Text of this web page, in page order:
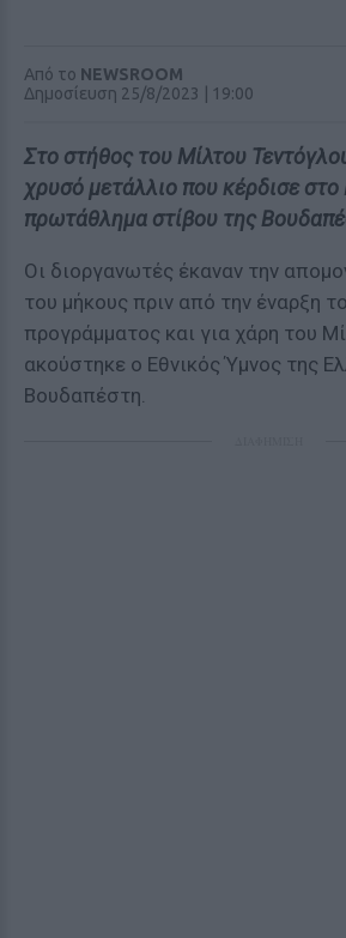
Από το NEWSROOM
Δημοσίευση 25/8/2023 | 19:00
Στο στήθος του Μίλτου
χρυσό μετάλλιο που κέρδισε
πρωτάθλημα στίβου της
Οι διοργανωτές έκαναν την
του μήκους πριν από την έναρξη
προγράμματος και για χάρη του
ακούστηκε ο Εθνικός Ύμνος της
Βουδαπέστη.